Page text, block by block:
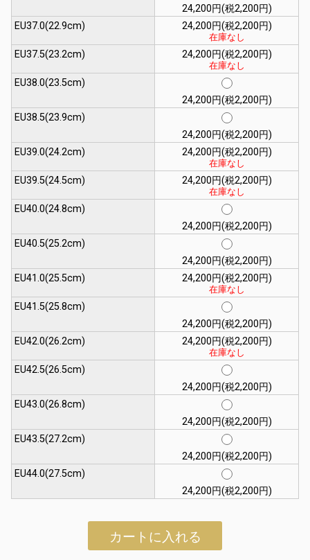
24,200円(税2,200円)
EU37.0(22.9cm)
24,200円(税2,200円)
在庫なし
EU37.5(23.2cm) 24,200円(税2,200円)
在庫なし
EU38.0(23.5cm)
24,200円(税2,200円)
EU38.5(23.9cm)
24,200円(税2,200円)
EU39.0(24.2cm)
24,200円(税2,200円)
在庫なし
EU39.5(24.5cm) 24,200円(税2,200円)
在庫なし
EU40.0(24.8cm)
24,200円(税2,200円)
EU40.5(25.2cm)
24,200円(税2,200円)
EU41.0(25.5cm)
24,200円(税2,200円)
在庫なし
EU41.5(25.8cm)
24,200円(税2,200円)
EU42.0(26.2cm)
24,200円(税2,200円)
在庫なし
EU42.5(26.5cm)
24,200円(税2,200円)
EU43.0(26.8cm)
24,200円(税2,200円)
EU43.5(27.2cm)
24,200円(税2,200円)
EU44.0(27.5cm)
24,200円(税2,200円)
カートに入れる